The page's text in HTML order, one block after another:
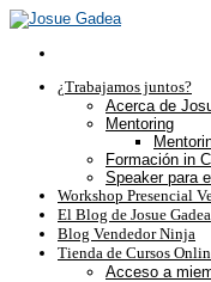
¿Trabajamos juntos?
Acerca de
Mentoring
Formación in
Speaker para
Workshop Presencial
El Blog de Josue Gadea
Blog Vendedor Ninja
Tienda de Cursos
Acceso a